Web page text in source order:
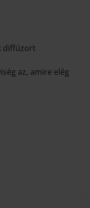
diffúzort
az, amire elég